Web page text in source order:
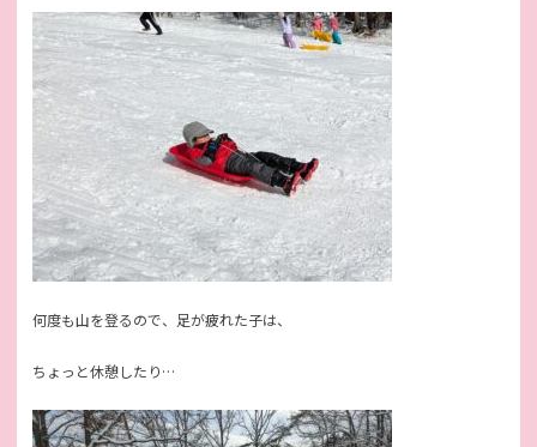
何度も山を登るので、足が疲れた子は、
ちょっと休憩したり…